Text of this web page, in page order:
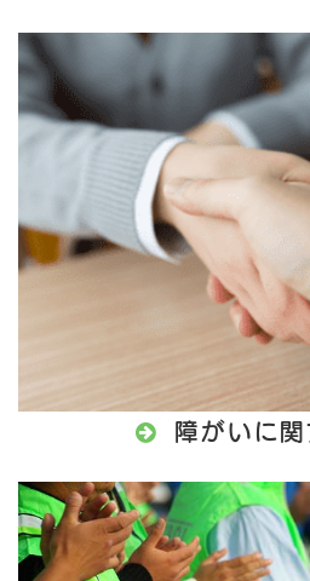
 障がいに関